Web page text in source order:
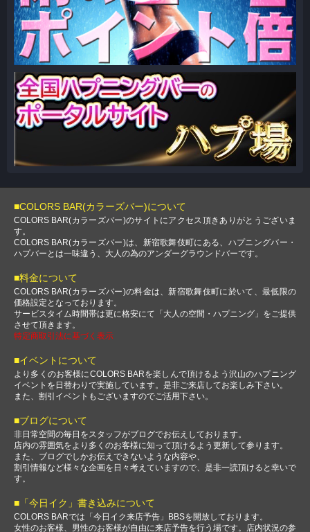
■COLORS BAR(カラーズバー)について
COLORS BAR(カラーズバー)のサイトにアクセス頂きありがとうございま
す。
COLORS BAR(カラーズバー)は、新宿歌舞伎町にある、ハプニングバー・
ハプバーとは一味違う、大人の為のアンダーグラウンドバーです。
■料金について
COLORS BAR(カラーズバー)の料金は、新宿歌舞伎町に於いて、最低限の
価格設定となっております。
サービスタイム時間帯は更に格安にて「大人の空間・ハプニング」をご提供
させて頂きます。
特定商取引法に基づく表示
■イベントについて
より多くのお客様にCOLORS BARを楽しんで頂けるよう沢山のハプニング
イベントを日替わりで実施しています。是非ご来店してお楽しみ下さい。
また、割引イベントもございますのでご活用下さい。
■ブログについて
非日常空間の毎日をスタッフがブログでお伝えしております。
店内の雰囲気をより多くのお客様に知って頂けるよう更新して参ります。
また、ブログでしかお伝えできないような内容や、
割引情報など様々な企画を日々考えていますので、是非一読頂けると幸いで
す。
■「今日イク」書き込みについて
COLORS BARでは「今日イク来店予告」BBSを開放しております。
女性のお客様、男性のお客様が自由に来店予告を行う場です。店内状況の参